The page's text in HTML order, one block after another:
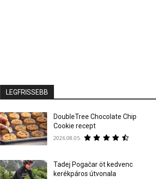
LEGFRISSEBB
DoubleTree Chocolate Chip
Cookie recept
2026.08.05.
Tadej Pogačar öt kedvenc
kerékpáros útvonala